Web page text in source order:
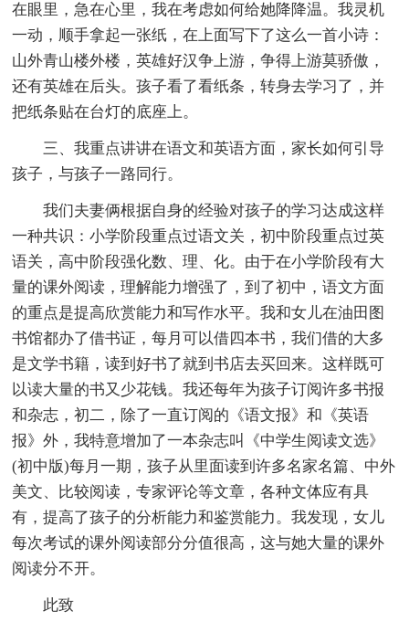
在眼里，急在心里，我在考虑如何给她降降温。我灵机
一动，顺手拿起一张纸，在上面写下了这么一首小诗：
山外青山楼外楼，英雄好汉争上游，争得上游莫骄傲，
还有英雄在后头。孩子看了看纸条，转身去学习了，并
把纸条贴在台灯的底座上。
三、我重点讲讲在语文和英语方面，家长如何引导
孩子，与孩子一路同行。
我们夫妻俩根据自身的经验对孩子的学习达成这样
一种共识：小学阶段重点过语文关，初中阶段重点过英
语关，高中阶段强化数、理、化。由于在小学阶段有大
量的课外阅读，理解能力增强了，到了初中，语文方面
的重点是提高欣赏能力和写作水平。我和女儿在油田图
书馆都办了借书证，每月可以借四本书，我们借的大多
是文学书籍，读到好书了就到书店去买回来。这样既可
以读大量的书又少花钱。我还每年为孩子订阅许多书报
和杂志，初二，除了一直订阅的《语文报》和《英语
报》外，我特意增加了一本杂志叫《中学生阅读文选》
(初中版)每月一期，孩子从里面读到许多名家名篇、中外
美文、比较阅读，专家评论等文章，各种文体应有具
有，提高了孩子的分析能力和鉴赏能力。我发现，女儿
每次考试的课外阅读部分分值很高，这与她大量的课外
阅读分不开。
此致